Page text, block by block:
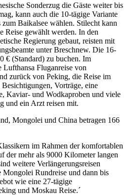
Sonderzug die Gäste weiter bis
kann auch die 10-tägige Variante
Baikalsee wählen. Stilecht kann
Reise gewählt werden. In den
Regierung gebaut, reisten mit
unter Breschnew. Die 16-
€ (Standard) zu buchen. Im
Lufthansa Fluganreise von
zurück von Peking, die Reise im
Vorträge, eine
Kaviar- und Wodkaproben und viele
und ein Arzt reisen mit.
Mongolei und China betragen 166
im Rahmen der komfortablen
der mehr als 9000 Kilometer langen
weitere Verlängerungsreisen
Rundreise und dann bis
wie eine 27-tägige
und Moskau Reise.´